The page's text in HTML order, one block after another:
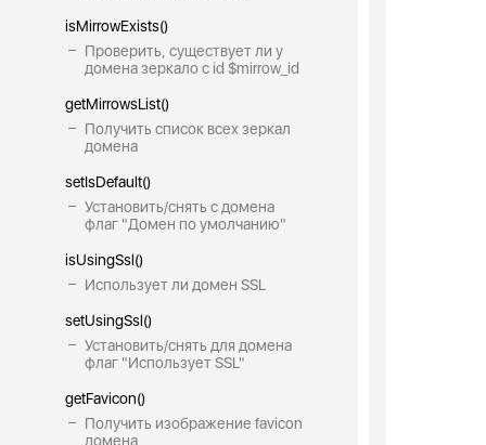
isMirrowExists()
Проверить, существует ли у
домена зеркало с id $mirrow_id
getMirrowsList()
Получить список всех зеркал
домена
setIsDefault()
Установить/снять с домена
флаг "Домен по умолчанию"
isUsingSsl()
Использует ли домен SSL
setUsingSsl()
Установить/снять для домена
флаг "Использует SSL"
getFavicon()
Получить изображение favicon
домена